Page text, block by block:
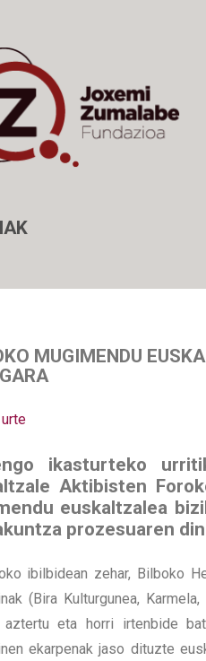
MUGIMENDU
ikasturteko
Aktibisten
euskaltzalea
prozesuaren
ibilbidean zehar, Bilboko
(Bira Kulturgunea,
aztertu eta horri irtenbide
ekarpenak jaso dituzte